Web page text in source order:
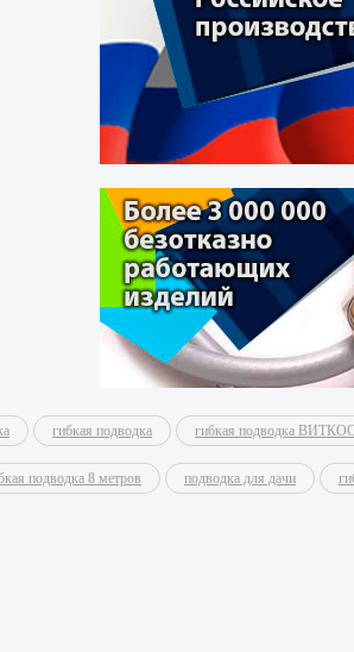
гибкая подводка гибкая подводка
подводка 8 метров подводка для дачи